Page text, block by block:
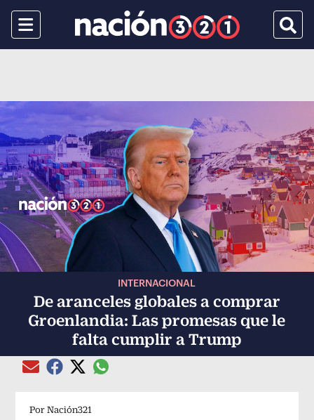
Menu
INTERNACIONAL
De aranceles globales a comprar
Groenlandia: Las promesas que le
falta cumplir a Trump
Compartir el artículo actual mediante Email
Compartir el artículo actual mediante Facebook
Compartir el artículo actual mediante Twitter
Compartir el artículo actual mediante
Por Nación321